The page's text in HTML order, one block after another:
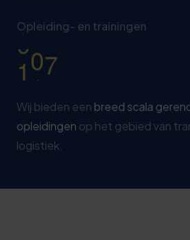
Opleiding- en trainingen
0
1
3
4
3
8
Wij bieden een breed scala
opleidingen op het gebied van
logistiek.